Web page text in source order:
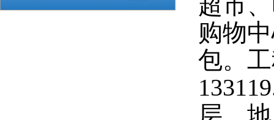
超市
购物
包。